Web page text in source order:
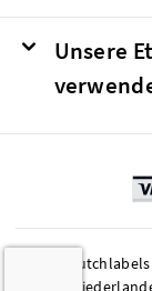
Unsere
© 2026
1033 SE